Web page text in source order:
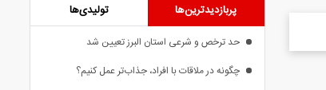
پربازدیدترین‌ها تولیدی‌ها
حد ترخص و شرعی استان البرز تعیین شد
چگونه در ملاقات با افراد، جذاب‌تر عمل کنیم؟